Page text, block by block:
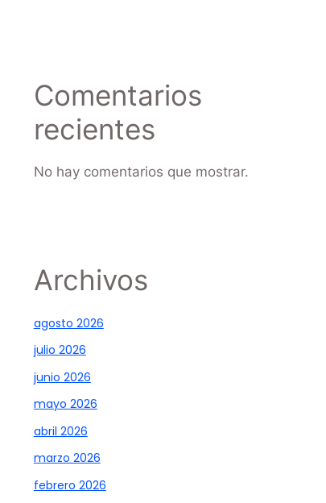
Comentarios
recientes
No hay comentarios que mostrar.
Archivos
agosto 2026
julio 2026
junio 2026
mayo 2026
abril 2026
marzo 2026
febrero 2026